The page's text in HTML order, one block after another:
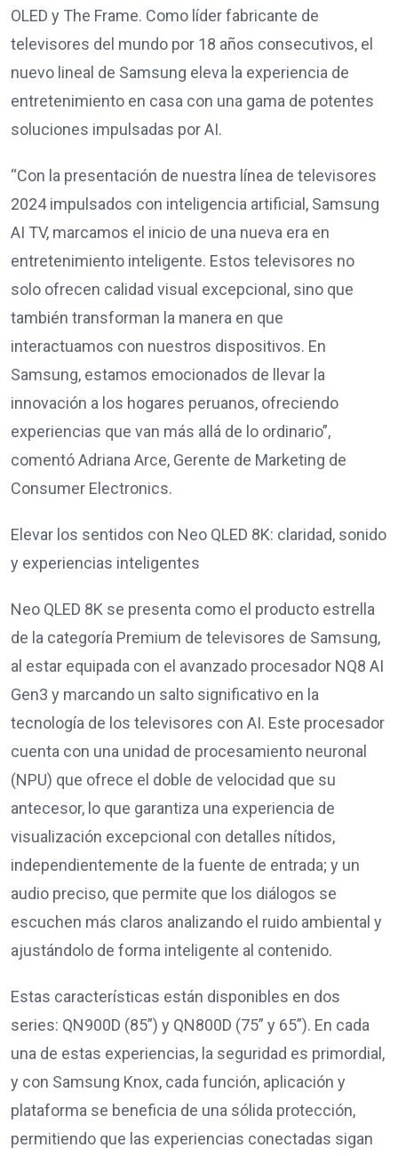
OLED y The Frame. Como líder fabricante de
televisores del mundo por 18 años consecutivos, el
nuevo lineal de Samsung eleva la experiencia de
entretenimiento en casa con una gama de potentes
soluciones impulsadas por AI.
“Con la presentación de nuestra línea de televisores
2024 impulsados con inteligencia artificial, Samsung
AI TV, marcamos el inicio de una nueva era en
entretenimiento inteligente. Estos televisores no
solo ofrecen calidad visual excepcional, sino que
también transforman la manera en que
interactuamos con nuestros dispositivos. En
Samsung, estamos emocionados de llevar la
innovación a los hogares peruanos, ofreciendo
experiencias que van más allá de lo ordinario”,
comentó Adriana Arce, Gerente de Marketing de
Consumer Electronics.
Elevar los sentidos con Neo QLED 8K: claridad, sonido
y experiencias inteligentes
Neo QLED 8K se presenta como el producto estrella
de la categoría Premium de televisores de Samsung,
al estar equipada con el avanzado procesador NQ8 AI
Gen3 y marcando un salto significativo en la
tecnología de los televisores con AI. Este procesador
cuenta con una unidad de procesamiento neuronal
(NPU) que ofrece el doble de velocidad que su
antecesor, lo que garantiza una experiencia de
visualización excepcional con detalles nítidos,
independientemente de la fuente de entrada; y un
audio preciso, que permite que los diálogos se
escuchen más claros analizando el ruido ambiental y
ajustándolo de forma inteligente al contenido.
Estas características están disponibles en dos
series: QN900D (85”) y QN800D (75” y 65”). En cada
una de estas experiencias, la seguridad es primordial,
y con Samsung Knox, cada función, aplicación y
plataforma se beneficia de una sólida protección,
permitiendo que las experiencias conectadas sigan